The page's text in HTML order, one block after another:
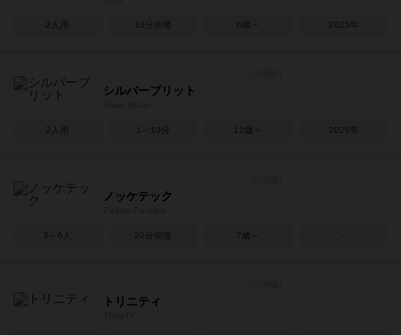
2人用 10分前後 6歳～ 2025年
シルバーブリット
2人用 1～10分 12歳～ 2025年
ノッケテック
3～6人 20分前後 7歳～
トリニティ